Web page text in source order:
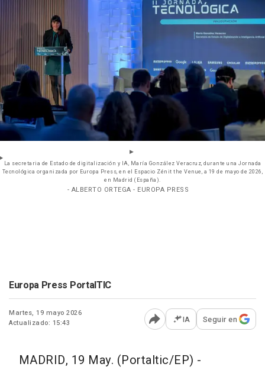
La secretaria de Estado de digitalización y IA, María González Veracruz, durante una Jornada
Tecnológica organizada por Europa Press, en el Espacio Zénit the Venue, a 19 de mayo de 2026,
en Madrid (España).
- ALBERTO ORTEGA - EUROPA PRESS
Europa Press PortalTIC
Martes, 19 mayo 2026
Actualizado: 15:43
Abrir opciones para
IA Seguir en
MADRID, 19 May. (Portaltic/EP) -